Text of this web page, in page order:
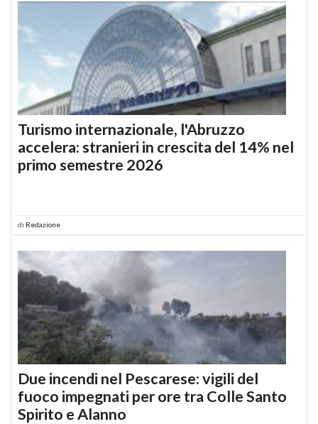
Turismo internazionale, l'Abruzzo
accelera: stranieri in crescita del 14% nel
primo semestre 2026
di Redazione
Due incendi nel Pescarese: vigili del
fuoco impegnati per ore tra Colle Santo
Spirito e Alanno